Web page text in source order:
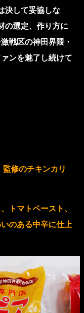
決して妥協しな
の選定、作り方に
戦区の神田界隈・
ンを魅了し続けて
監修のチキンカリ
トマトペースト、
のある中辛に仕上